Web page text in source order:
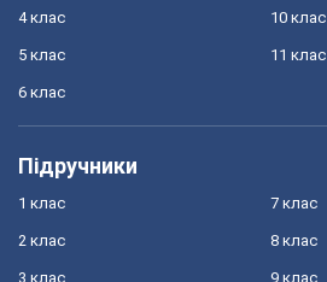
4 клас
5 клас
6 клас
10 клас
11 клас
Підручники
1 клас
2 клас
3 клас
7 клас
8 клас
9 клас